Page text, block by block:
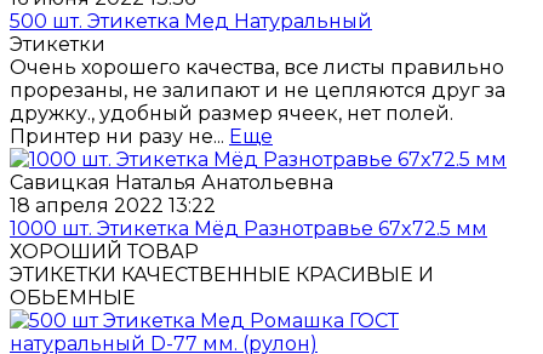
500 шт. Этикетка Мед Натуральный
Этикетки
Очень хорошего качества, все листы правильно
прорезаны, не залипают и не цепляются друг за
дружку., удобный размер ячеек, нет полей.
Принтер ни разу не... Еще
Савицкая Наталья Анатольевна
18 апреля 2022 13:22
1000 шт. Этикетка Мёд Разнотравье 67x72.5 мм
ХОРОШИЙ ТОВАР
ЭТИКЕТКИ КАЧЕСТВЕННЫЕ КРАСИВЫЕ И
ОБЬЕМНЫЕ